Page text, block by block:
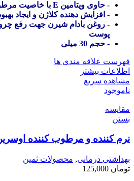
- حاوی ویتامین E با خاصیت مرطوب کنندگی بالا
- افزایش دهنده کلاژن و ایجاد
- روغن بادام شیرن جهت رفع
پوست
- حجم 30 میلی
فهرست علاقه مندی ها
اطلاعات بیشتر
مشاهده سریع
ناموجود
مقایسه
بستن
نرم کننده و مرطوب کننده اوسرین اوره
بهداشتی درمانی, محصولات ثمین
تومان